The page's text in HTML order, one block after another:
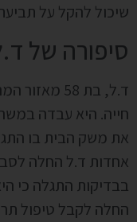
שיכול להקל על
סיפורה של
ד.ל, בת 58
חייה. היא עבדה
את משק הבית בו
אחדות ד.ל החלה
בבדיקות התגלה כי
החלה לקבל טיפול